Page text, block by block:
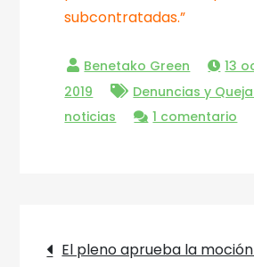
subcontratadas.”
13
2019
Denuncias y
noticias
1 comentario
El pleno aprueba la